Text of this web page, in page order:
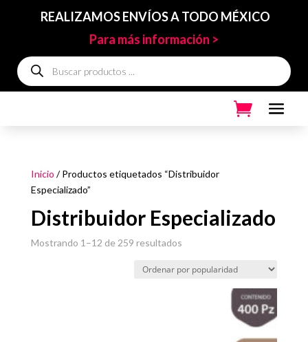
REALIZAMOS ENVÍOS A TODO MÉXICO
Para más información >
Búsqueda
de
productos
Inicio / Productos etiquetados “Distribuidor
Especializado”
Distribuidor Especializado
Mostrando 1–12 de 259 resultadosOrdenado
popularidad